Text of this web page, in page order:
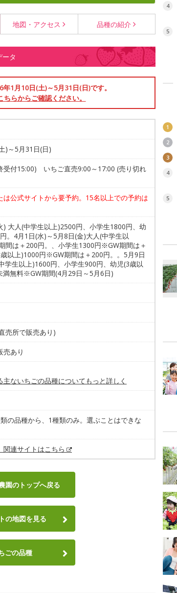
地図・ アクセス 品種の紹介
タ
1月10日(土)～5月31日(日)です。
らからご確認ください。
)～5月31日(日)
受付15:00) いちご直売9:00～17:00 (売り切れ
公式サイトから要予約。15名以上での予約は
) 大人(中学生以上)2500円、小学生1800円、幼
。4月1日(水)～5月8日(金)大人(中学生以
間は＋200円。、小学生1300円※GW期間は＋
以上)1000円※GW期間は＋200円。。5月9日
学生以上)1600円、小学生900円、幼児(3歳以
無料※GW期間(4月29日～5月6日)
売所で販売あり)
あり
主ないちごの品種についてもっと詳しく
の品種から、1種類のみ。選ぶことはできな
関連サイトはこちら
園のトップへ戻る
の地図を見る
ごの品種
4
5
1
2
3
4
5